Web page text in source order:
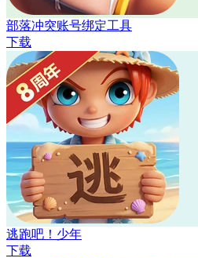
部落冲突账号绑定工具
下载
逃跑吧！少年
下载